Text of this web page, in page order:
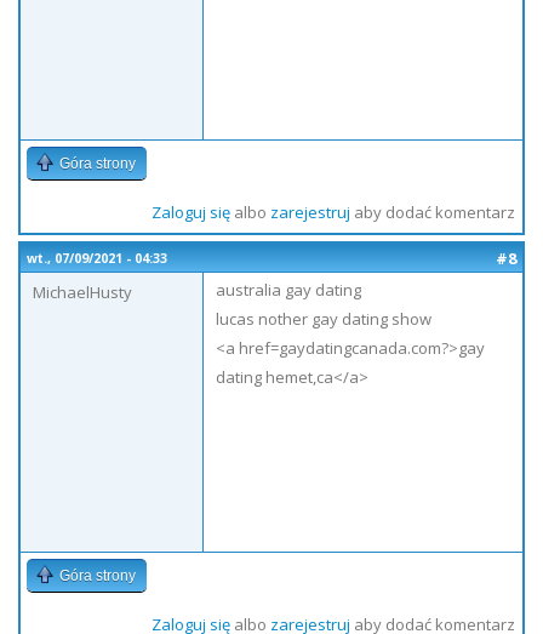
Góra strony
Zaloguj sięalbo zarejestruj aby dodać komentarz
wt., 07/09/2021 - 04:33
#8
MichaelHusty
australia gay dating
lucas nother gay dating show
<a href=gaydatingcanada.com?>gay
dating hemet,ca</a>
Góra strony
Zaloguj sięalbo zarejestruj aby dodać komentarz